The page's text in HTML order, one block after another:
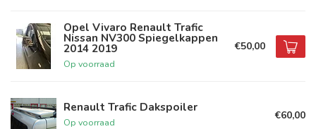
Opel Vivaro Renault Trafic
Nissan NV300 Spiegelkappen
2014 2019
Op voorraad
€50,00
Renault Trafic Dakspoiler
Op voorraad
€60,00